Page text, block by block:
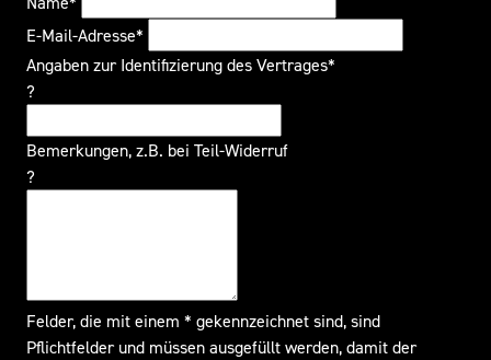
E-Mail-Adresse*
Angaben zur Identifizierung des Vertrages*
?
Bemerkungen, z.B. bei Teil-Widerruf
?
Felder, die mit einem * gekennzeichnet sind, sind
Pflichtfelder und müssen ausgefüllt werden, damit der